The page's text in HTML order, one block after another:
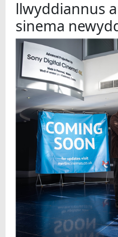
A WYDDOCH CHI?
FIDEOS
BE SY' MLAEN
llwyddiannus
sinema